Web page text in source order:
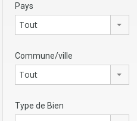
Pays
Tout
Commune/ville
Tout
Type de Bien